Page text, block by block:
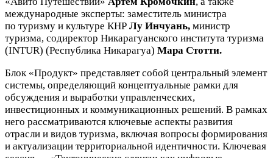
международные эксперты: заместитель министра
по туризму и культуре КНР Лу Инчуань, министр
туризма, содиректор Никарагуанского института туризма
(INTUR) (Республика Никарагуа) Мара Стотти.
Блок «Продукт» представляет собой центральный элемент
системы, определяющий концептуальные рамки для
обсуждения и выработки управленческих,
инвестиционных и коммуникационных решений. В рамках
него рассматриваются ключевые аспекты развития
отрасли и видов туризма, включая вопросы формирования
и актуализации территориальной идентичности. Ключевая